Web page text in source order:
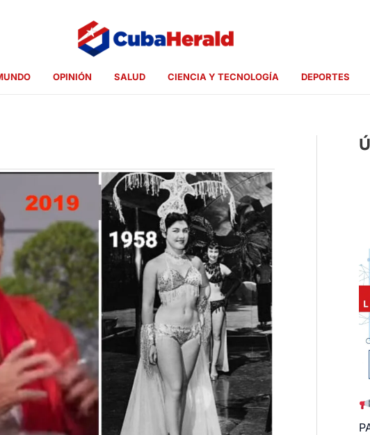
OPINIÓN SALUD CIENCIA Y TECNOLOGÍA DEPORTES